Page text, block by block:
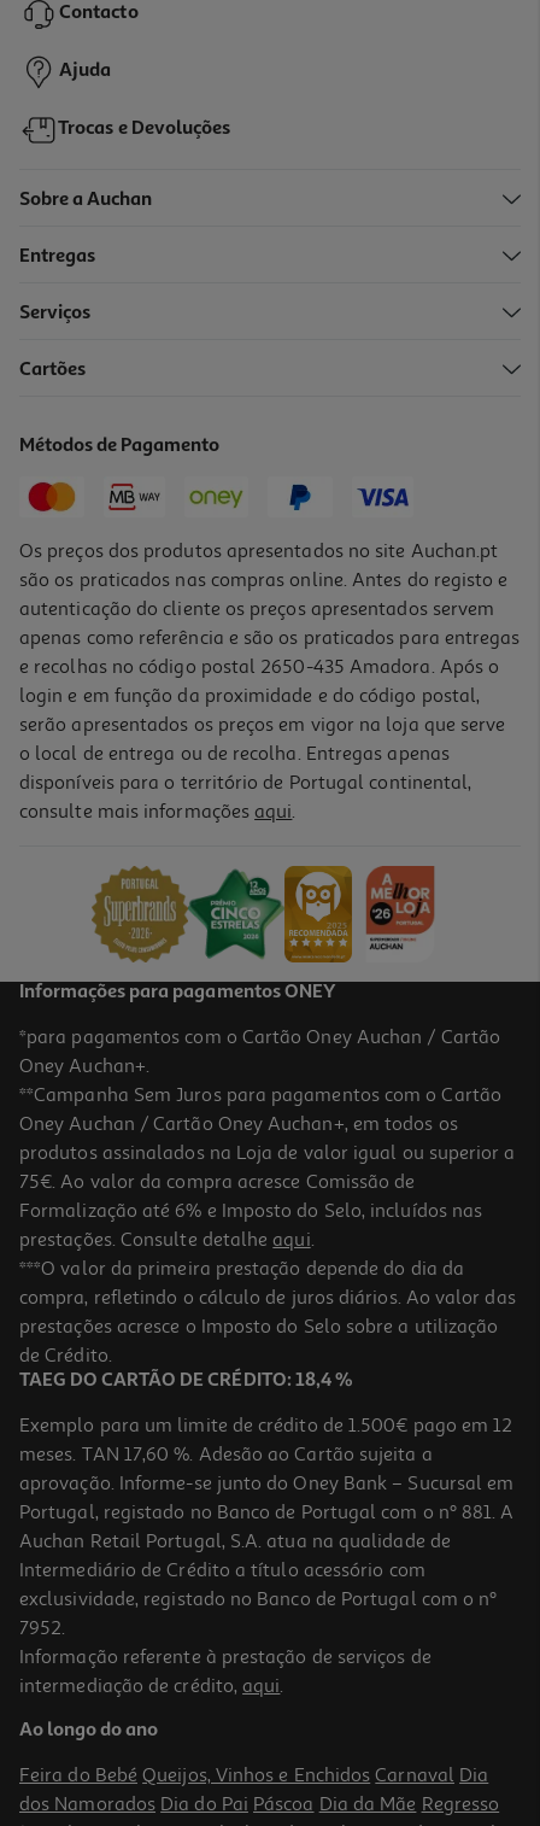
14,99 €
Contacto
Ajuda
Trocas e Devoluções
Sobre a Auchan
Entregas
Serviços
Cartões
Métodos de Pagamento
Os preços dos produtos apresentados no site Auchan.pt
são os praticados nas compras online. Antes do registo e
autenticação do cliente os preços apresentados servem
apenas como referência e são os praticados para entregas
e recolhas no código postal 2650-435 Amadora. Após o
login e em função da proximidade e do código postal,
serão apresentados os preços em vigor na loja que serve
o local de entrega ou de recolha. Entregas apenas
disponíveis para o território de Portugal continental,
consulte mais informações aqui.
Informações para pagamentos ONEY
*para pagamentos com o Cartão Oney Auchan / Cartão
Oney Auchan+.
**Campanha Sem Juros para pagamentos com o Cartão
Oney Auchan / Cartão Oney Auchan+, em todos os
produtos assinalados na Loja de valor igual ou superior a
75€. Ao valor da compra acresce Comissão de
Formalização até 6% e Imposto do Selo, incluídos nas
prestações. Consulte detalhe aqui.
***O valor da primeira prestação depende do dia da
compra, refletindo o cálculo de juros diários. Ao valor das
prestações acresce o Imposto do Selo sobre a utilização
de Crédito.
TAEG DO CARTÃO DE CRÉDITO: 18,4 %
Exemplo para um limite de crédito de 1.500€ pago em 12
meses. TAN 17,60 %. Adesão ao Cartão sujeita a
aprovação. Informe-se junto do Oney Bank – Sucursal em
Portugal, registado no Banco de Portugal com o nº 881. A
Auchan Retail Portugal, S.A. atua na qualidade de
Intermediário de Crédito a título acessório com
exclusividade, registado no Banco de Portugal com o nº
7952.
Informação referente à prestação de serviços de
intermediação de crédito, aqui.
Ao longo do ano
Feira do Bebé Queijos, Vinhos e Enchidos Carnaval Dia
dos Namorados Dia do Pai Páscoa Dia da Mãe Regresso